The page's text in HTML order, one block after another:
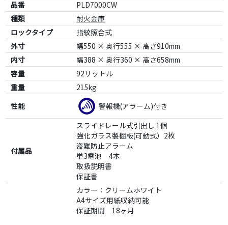
品番
PLD7000CW
種類
耐火金庫
ロックタイプ
指紋照合式
外寸
幅550 × 奥行555 × 高さ910mm
内寸
幅388 × 奥行360 × 高さ658mm
容量
92リットル
重量
215kg
性能
警報機(アラーム)付き
付属品
スライドレール式引出し 1個
強化ガラス製棚板(可動式）2枚
盗難防止アラーム
単3電池 4本
取扱説明書
保証書
カラー：クリームホワイト
A4サイズ用紙収納可能
保証期間 18ヶ月